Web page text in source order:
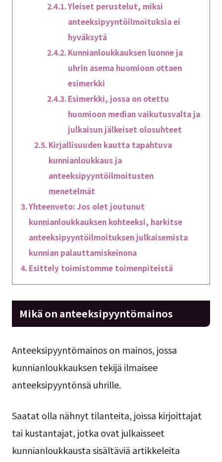
Yleiset perustelut, miksi
anteeksipyyntöilmoituksia ei
hyväksytä
Kunnianloukkauksen luonne ja
uhrin asema huomioon ottaen
esimerkki
Esimerkki, jossa on otettu
huomioon median vaikutusvalta ja
julkaisun jälkeiset olosuhteet
Kirjallisuuden kautta tapahtuva
kunnianloukkaus ja
anteeksipyyntöilmoitusten
menetelmät
Yhteenveto: Jos olet joutunut
kunnianloukkauksen kohteeksi, harkitse
anteeksipyyntöilmoituksen julkaisemista
kunnian palauttamiskeinona
Esittely toimistomme toimenpiteistä
Mikä on anteeksipyyntömainos
Anteeksipyyntömainos on mainos, jossa
kunnianloukkauksen tekijä ilmaisee
anteeksipyyntönsä uhrille.
Saatat olla nähnyt tilanteita, joissa kirjoittajat
tai kustantajat, jotka ovat julkaisseet
kunnianloukkausta sisältäviä artikkeleita